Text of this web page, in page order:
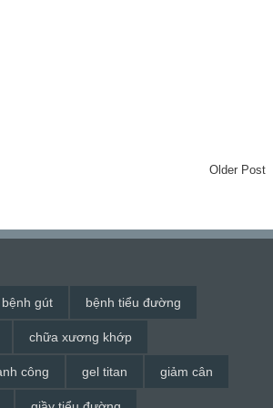
Older Post
bệnh gút bệnh tiểu đường
chữa xương khớp
công gel titan giảm cân